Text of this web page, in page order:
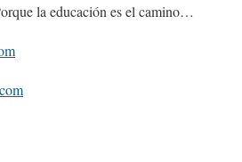
la educación es el camino…